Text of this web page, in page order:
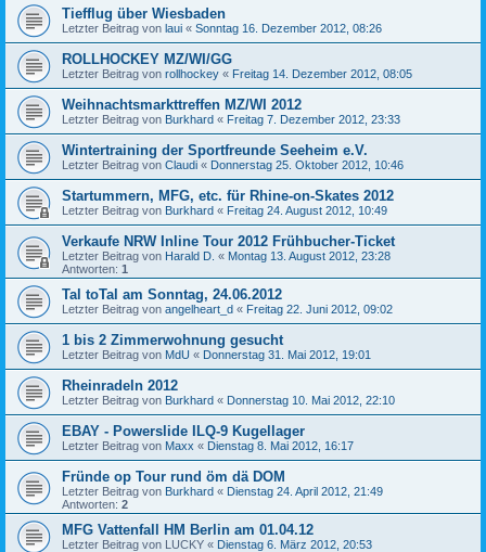
Tiefflug über Wiesbaden
Letzter Beitrag von laui « Sonntag 16. Dezember 2012, 08:26
ROLLHOCKEY MZ/WI/GG
Letzter Beitrag von rollhockey « Freitag 14. Dezember 2012, 08:05
Weihnachtsmarkttreffen MZ/WI 2012
Letzter Beitrag von Burkhard « Freitag 7. Dezember 2012, 23:33
Wintertraining der Sportfreunde Seeheim e.V.
Letzter Beitrag von Claudi « Donnerstag 25. Oktober 2012, 10:46
Startummern, MFG, etc. für Rhine-on-Skates 2012
Letzter Beitrag von Burkhard « Freitag 24. August 2012, 10:49
Verkaufe NRW Inline Tour 2012 Frühbucher-Ticket
Letzter Beitrag von Harald D. « Montag 13. August 2012, 23:28
Antworten: 1
Tal toTal am Sonntag, 24.06.2012
Letzter Beitrag von angelheart_d « Freitag 22. Juni 2012, 09:02
1 bis 2 Zimmerwohnung gesucht
Letzter Beitrag von MdU « Donnerstag 31. Mai 2012, 19:01
Rheinradeln 2012
Letzter Beitrag von Burkhard « Donnerstag 10. Mai 2012, 22:10
EBAY - Powerslide ILQ-9 Kugellager
Letzter Beitrag von Maxx « Dienstag 8. Mai 2012, 16:17
Fründe op Tour rund öm dä DOM
Letzter Beitrag von Burkhard « Dienstag 24. April 2012, 21:49
Antworten: 2
MFG Vattenfall HM Berlin am 01.04.12
Letzter Beitrag von LUCKY « Dienstag 6. März 2012, 20:53